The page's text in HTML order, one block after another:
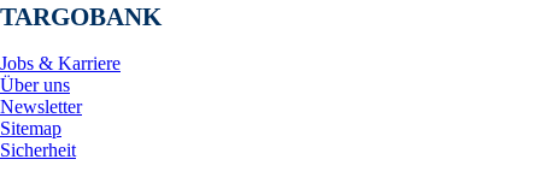
TARGOBANK
Jobs & Karriere
Über uns
Newsletter
Sitemap
Sicherheit